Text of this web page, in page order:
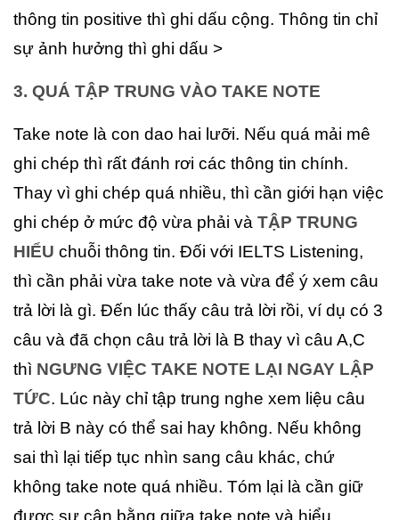
thông tin positive thì ghi dấu cộng. Thông tin chỉ
sự ảnh hưởng thì ghi dấu >
3. QUÁ TẬP TRUNG VÀO TAKE NOTE
Take note là con dao hai lưỡi. Nếu quá mải mê
ghi chép thì rất đánh rơi các thông tin chính.
Thay vì ghi chép quá nhiều, thì cần giới hạn việc
ghi chép ở mức độ vừa phải và TẬP TRUNG
HIỂU chuỗi thông tin. Đối với IELTS Listening,
thì cần phải vừa take note và vừa để ý xem câu
trả lời là gì. Đến lúc thấy câu trả lời rồi, ví dụ có 3
câu và đã chọn câu trả lời là B thay vì câu A,C
thì NGƯNG VIỆC TAKE NOTE LẠI NGAY LẬP
TỨC. Lúc này chỉ tập trung nghe xem liệu câu
trả lời B này có thể sai hay không. Nếu không
sai thì lại tiếp tục nhìn sang câu khác, chứ
không take note quá nhiều. Tóm lại là cần giữ
được sự cân bằng giữa take note và hiểu.